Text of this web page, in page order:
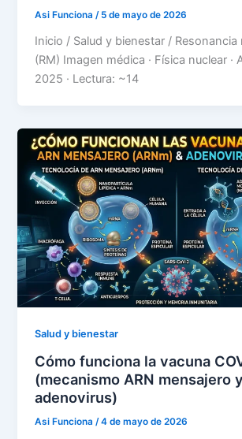
Asi Funciona/ 5 de mayo de 2026
Inicio / Salud y bienestar / Resonancia
(RM) Imagen médica · Física nuclear ·
2025 · Lectura: ~14
Salud y bienestar
Cómo funciona la vacuna
(mecanismo ARN mensajero y
adenovirus)
Asi Funciona/4 de mayo de 2026